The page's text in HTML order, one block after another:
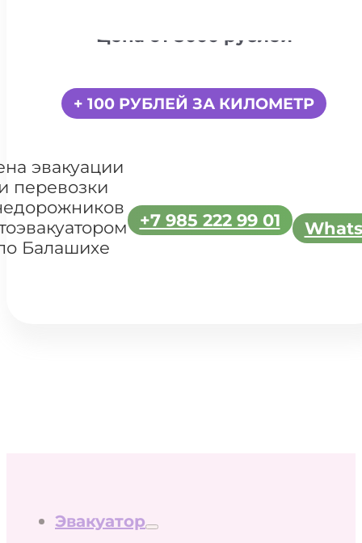
Цена от 5000 рублей
+ 100 РУБЛЕЙ ЗА КИЛОМЕТР
эвакуации
перевозки
Балашихе
+7 985 222 99 01
Эвакуатор